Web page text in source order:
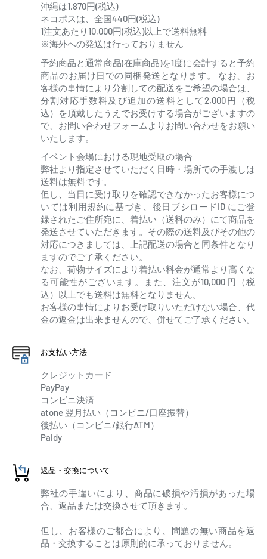
沖縄は1,870円(税込)
ネコポスは、全国440円(税込)
1注文あたり10,000円(税込)以上で送料無料
※海外への発送は行っておりません
予約商品と通常商品(在庫商品)を1度に会計すると予約
商品のお届け日での同梱発送となります。 なお、お
客様の事情により分割しての配送をご希望の場合は、
分割対応手数料及び追加の送料として2,000円（税
込）を頂戴したうえでお受けする場合がございますの
で、お問い合わせフォームよりお問い合わせをお願い
いたします。
イベント会場における現地受取の場合
弊社より指定させていただく日時・場所での手渡しは
送料は無料です。
但し、当日に受け取りを確認できなかったお客様につ
いては利用規約に基づき、後日ブシロードID にご登
録されたご住所宛に、着払い（送料のみ）にて商品を
発送させていただきます。その際の送料及びその他の
対応につきましては、上記配送の場合と同条件となり
ますのでご了承ください。
なお、荷物サイズにより着払い料金が通常より高くな
る可能性がございます。また、注文が10,000 円（税
込）以上でも送料は無料となりません。
お客様の事情によりお受け取りいただけない場合、代
金の返金は出来ませんので、併せてご了承ください。
お支払い方法
クレジットカード
PayPay
コンビニ決済
atone 翌月払い（コンビニ/口座振替）
後払い（コンビニ/銀行ATM）
Paidy
返品・交換について
弊社の手違いにより、商品に破損や汚損があった場
合、返品または交換させて頂きます。
但し、お客様のご都合により、問題の無い商品を返
品・交換することは原則的に承っておりません。